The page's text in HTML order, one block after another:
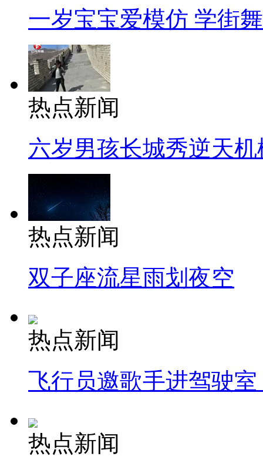
一岁宝宝爱模仿 学街
热点新闻
六岁男孩长城秀逆天机
热点新闻
双子座流星雨划夜空
热点新闻
飞行员邀歌手进驾驶
热点新闻